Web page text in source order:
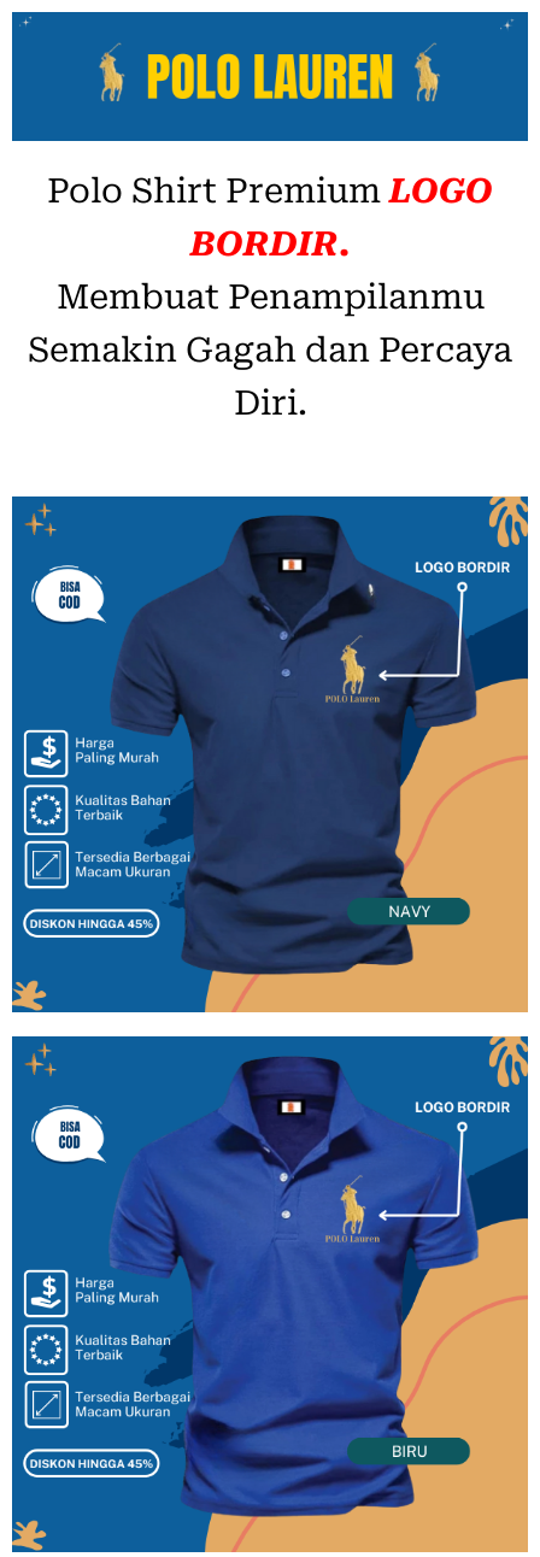
Polo Shirt PremiumLOGO
BORDIR.
Membuat Penampilanmu
Semakin Gagah dan Percaya
Diri.